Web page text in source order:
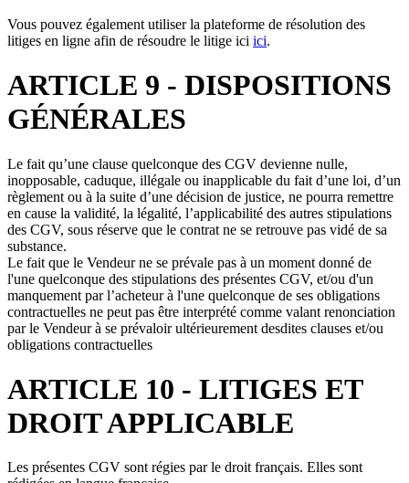
Vous pouvez également utiliser la plateforme de résolution des
litiges en ligne afin de résoudre le litige ici ici.
ARTICLE 9 - DISPOSITIONS
GÉNÉRALES
Le fait qu’une clause quelconque des CGV devienne nulle,
inopposable, caduque, illégale ou inapplicable du fait d’une loi, d’un
règlement ou à la suite d’une décision de justice, ne pourra remettre
en cause la validité, la légalité, l’applicabilité des autres stipulations
des CGV, sous réserve que le contrat ne se retrouve pas vidé de sa
substance.
Le fait que le Vendeur ne se prévale pas à un moment donné de
l'une quelconque des stipulations des présentes CGV, et/ou d'un
manquement par l’acheteur à l'une quelconque de ses obligations
contractuelles ne peut pas être interprété comme valant renonciation
par le Vendeur à se prévaloir ultérieurement desdites clauses et/ou
obligations contractuelles
ARTICLE 10 - LITIGES ET
DROIT APPLICABLE
Les présentes CGV sont régies par le droit français. Elles sont